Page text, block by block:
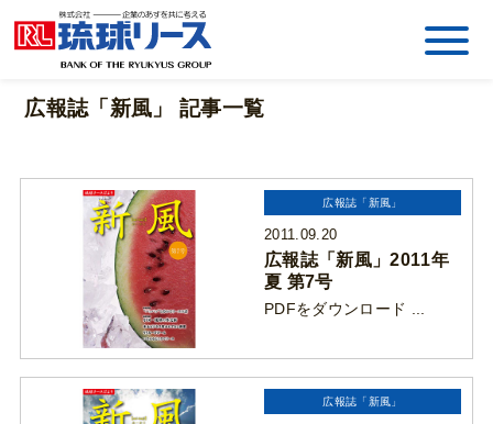
広報誌「新風」 記事一覧
広報誌「新風」
2011.09.20
広報誌「新風」2011年
夏 第7号
PDFをダウンロード ...
広報誌「新風」